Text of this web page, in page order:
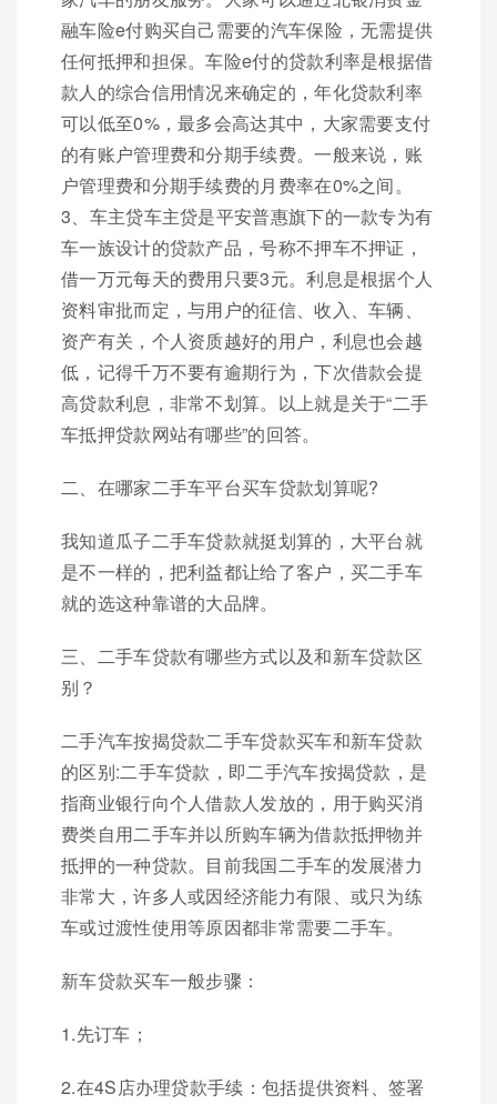
融车险e付购买自己需要的汽车保险，无需提供
任何抵押和担保。车险e付的贷款利率是根据借
款人的综合信用情况来确定的，年化贷款利率
可以低至0%，最多会高达其中，大家需要支付
的有账户管理费和分期手续费。一般来说，账
户管理费和分期手续费的月费率在0%之间。
3、车主贷车主贷是平安普惠旗下的一款专为有
车一族设计的贷款产品，号称不押车不押证，
借一万元每天的费用只要3元。利息是根据个人
资料审批而定，与用户的征信、收入、车辆、
资产有关，个人资质越好的用户，利息也会越
低，记得千万不要有逾期行为，下次借款会提
高贷款利息，非常不划算。以上就是关于“二手
车抵押贷款网站有哪些”的回答。
二、在哪家二手车平台买车贷款划算呢?
我知道瓜子二手车贷款就挺划算的，大平台就
是不一样的，把利益都让给了客户，买二手车
就的选这种靠谱的大品牌。
三、二手车贷款有哪些方式以及和新车贷款区
别？
二手汽车按揭贷款二手车贷款买车和新车贷款
的区别:二手车贷款，即二手汽车按揭贷款，是
指商业银行向个人借款人发放的，用于购买消
费类自用二手车并以所购车辆为借款抵押物并
抵押的一种贷款。目前我国二手车的发展潜力
非常大，许多人或因经济能力有限、或只为练
车或过渡性使用等原因都非常需要二手车。
新车贷款买车一般步骤：
1.先订车；
2.在4S店办理贷款手续：包括提供资料、签署